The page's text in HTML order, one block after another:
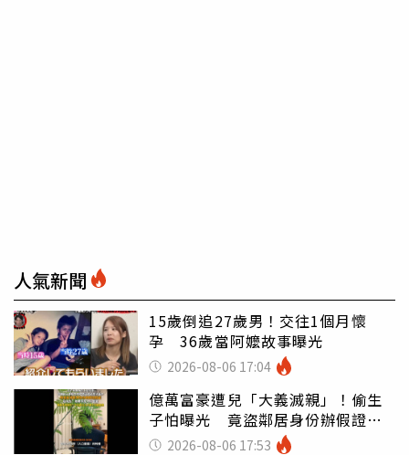
人氣新聞
15歲倒追27歲男！交往1個月懷
孕 36歲當阿嬤故事曝光
2026-08-06 17:04
億萬富豪遭兒「大義滅親」！偷生
子怕曝光 竟盜鄰居身份辦假證落
戶 2026-08-06 17:53